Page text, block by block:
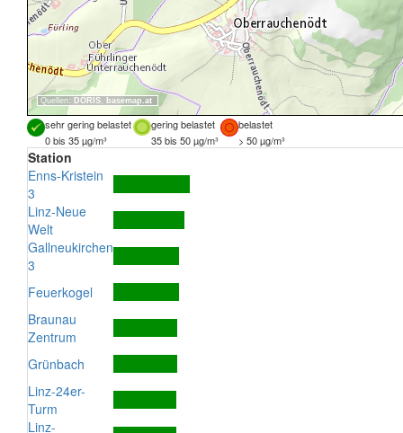
Quellen: DORIS, basemap.at
sehr gering belastet gering belastet
belastet
0 bis 35 µg/m³
35 bis 50 µg/m³ > 50 µg/m³
Station
Enns-Kristein
3
Linz-Neue
Welt
Gallneukirchen
3
Feuerkogel
Braunau
Zentrum
Grünbach
Linz-24er-
Turm
Linz-